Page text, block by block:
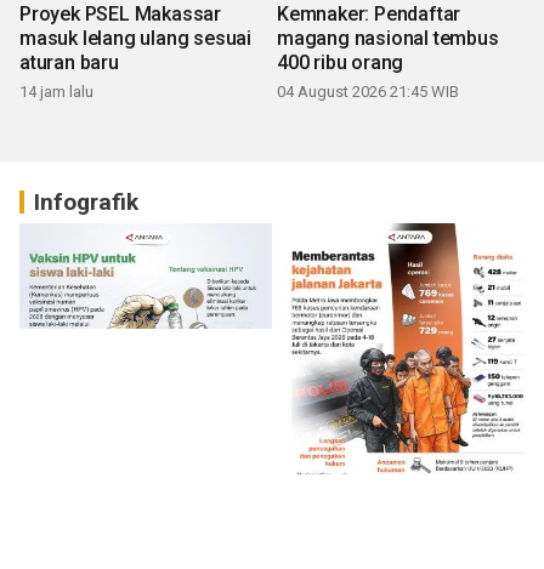
Proyek PSEL Makassar
masuk lelang ulang sesuai
aturan baru
14 jam lalu
Kemnaker: Pendaftar
magang nasional tembus
400 ribu orang
04 August 2026 21:45 WIB
Infografik